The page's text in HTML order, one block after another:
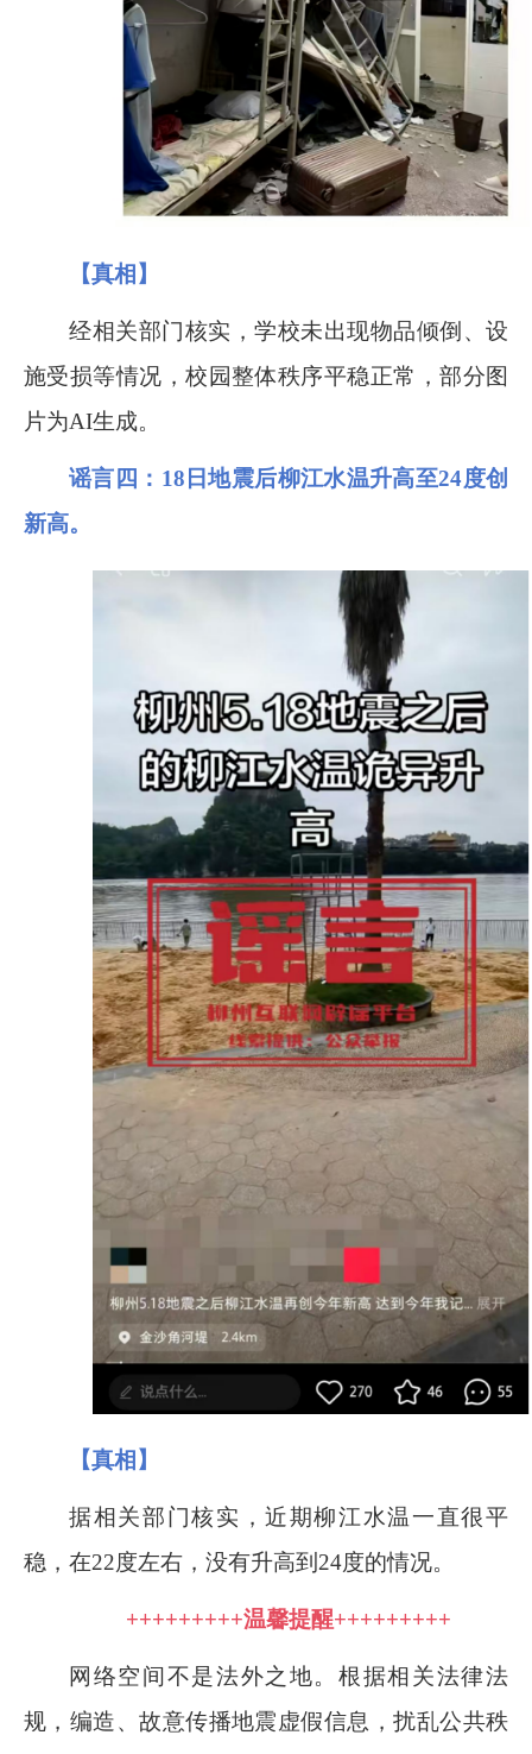
【真相】
经相关部门核实，学校未出现物品倾倒、设
施受损等情况，校园整体秩序平稳正常，部分图
片为AI生成。
谣言四 ： 18 日地震后柳江水温升高至24度创
新高。
【真相】
据相关部门核实，近期柳江水温一直很平
稳，在22度左右，没有升高到 24度的情况。
+++++++++温馨提醒+++++++++
网络空间不是法外之地。根据相关法律法
规，编造、故意传播地震虚假信息，扰乱公共秩